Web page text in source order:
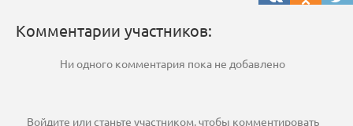
Комментарии участников:
Ни одного комментария пока не добавлено
Войдите илистаньте участником, чтобы комментировать